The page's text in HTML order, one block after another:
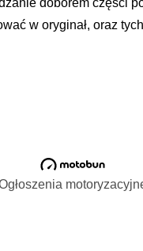
doborem części
w oryginał, oraz